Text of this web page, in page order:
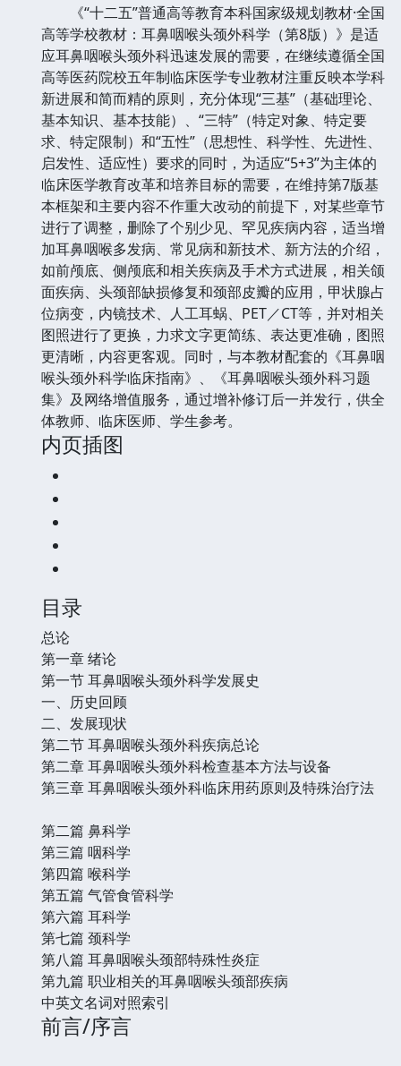
《“十二五”普通高等教育本科国家级规划教材·全国
高等学校教材：耳鼻咽喉头颈外科学（第8版）》是适
应耳鼻咽喉头颈外科迅速发展的需要，在继续遵循全国
高等医药院校五年制临床医学专业教材注重反映本学科
新进展和简而精的原则，充分体现“三基”（基础理论、
基本知识、基本技能）、“三特”（特定对象、特定要
求、特定限制）和“五性”（思想性、科学性、先进性、
启发性、适应性）要求的同时，为适应“5+3”为主体的
临床医学教育改革和培养目标的需要，在维持第7版基
本框架和主要内容不作重大改动的前提下，对某些章节
进行了调整，删除了个别少见、罕见疾病内容，适当增
加耳鼻咽喉多发病、常见病和新技术、新方法的介绍，
如前颅底、侧颅底和相关疾病及手术方式进展，相关颌
面疾病、头颈部缺损修复和颈部皮瓣的应用，甲状腺占
位病变，内镜技术、人工耳蜗、PET／CT等，并对相关
图照进行了更换，力求文字更简练、表达更准确，图照
更清晰，内容更客观。同时，与本教材配套的《耳鼻咽
喉头颈外科学临床指南》、《耳鼻咽喉头颈外科习题
集》及网络增值服务，通过增补修订后一并发行，供全
体教师、临床医师、学生参考。
内页插图
目录
总论
第一章 绪论
第一节 耳鼻咽喉头颈外科学发展史
一、历史回顾
二、发展现状
第二节 耳鼻咽喉头颈外科疾病总论
第二章 耳鼻咽喉头颈外科检查基本方法与设备
第三章 耳鼻咽喉头颈外科临床用药原则及特殊治疗法
第二篇 鼻科学
第三篇 咽科学
第四篇 喉科学
第五篇 气管食管科学
第六篇 耳科学
第七篇 颈科学
第八篇 耳鼻咽喉头颈部特殊性炎症
第九篇 职业相关的耳鼻咽喉头颈部疾病
中英文名词对照索引
前言/序言